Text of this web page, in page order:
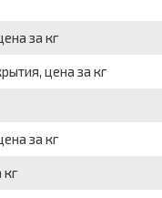
за кг
цена за кг
за кг
кг